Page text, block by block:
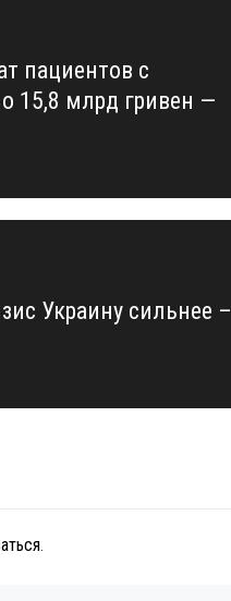
пациентов с
15,8 млрд гривен —
Украину сильнее –
.